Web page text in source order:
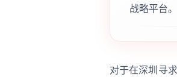
战略平台。
对于在深圳寻